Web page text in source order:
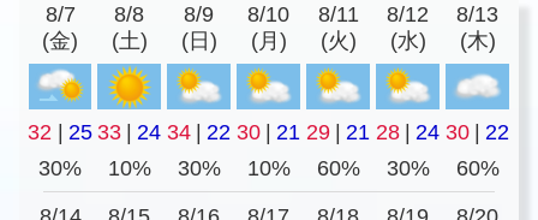
8/7
(金)
8/8
(土)
8/9
(日)
8/10
(月)
8/11
(火)
8/12
(水)
8/13
(木)
32 | 25 33 | 24 34 | 22 30 | 21 29 | 21 28 | 24 30 | 22
30%
10% 30% 10% 60% 30% 60%